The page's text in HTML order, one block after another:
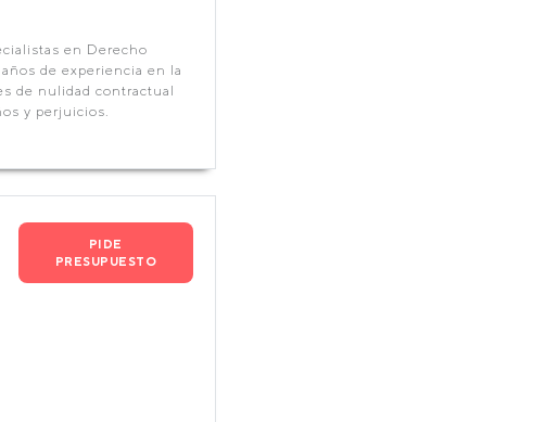
en Derecho
de experiencia en la
de nulidad contractual
y perjuicios.
PIDE
PRESUPUESTO